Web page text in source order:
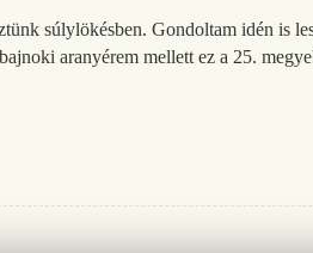
súlylökésben. Gondoltam idén is
aranyérem mellett ez a 25.